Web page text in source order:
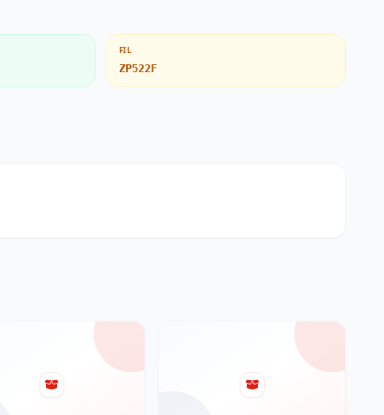
FIL
ZP522F